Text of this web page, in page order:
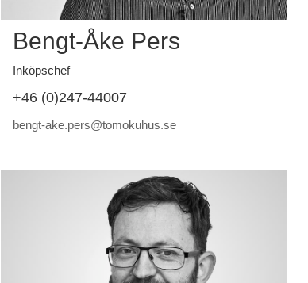
Bengt-Åke Pers
Inköpschef
+46 (0)247-44007
bengt-ake.pers@tomokuhus.se